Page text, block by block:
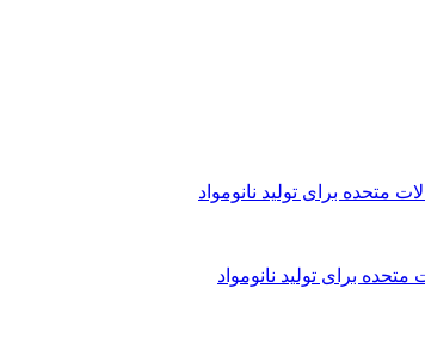
برای تولید نانو‌مواد